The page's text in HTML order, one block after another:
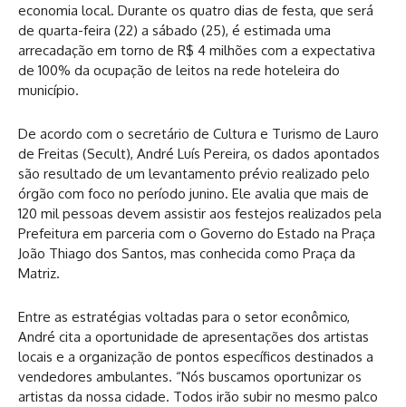
economia local. Durante os quatro dias de festa, que será
de quarta-feira (22) a sábado (25), é estimada uma
arrecadação em torno de R$ 4 milhões com a expectativa
de 100% da ocupação de leitos na rede hoteleira do
município.
De acordo com o secretário de Cultura e Turismo de Lauro
de Freitas (Secult), André Luís Pereira, os dados apontados
são resultado de um levantamento prévio realizado pelo
órgão com foco no período junino. Ele avalia que mais de
120 mil pessoas devem assistir aos festejos realizados pela
Prefeitura em parceria com o Governo do Estado na Praça
João Thiago dos Santos, mas conhecida como Praça da
Matriz.
Entre as estratégias voltadas para o setor econômico,
André cita a oportunidade de apresentações dos artistas
locais e a organização de pontos específicos destinados a
vendedores ambulantes. “Nós buscamos oportunizar os
artistas da nossa cidade. Todos irão subir no mesmo palco